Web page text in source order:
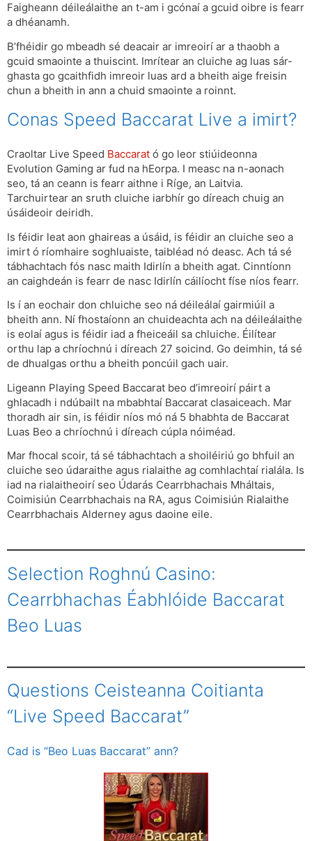
Faigheann déileálaithe an t-am i gcónaí a gcuid oibre is fearr
a dhéanamh.
B’fhéidir go mbeadh sé deacair ar imreoirí ar a thaobh a
gcuid smaointe a thuiscint. Imrítear an cluiche ag luas sár-
ghasta go gcaithfidh imreoir luas ard a bheith aige freisin
chun a bheith in ann a chuid smaointe a roinnt.
Conas Speed Baccarat Live a imirt?
Craoltar Live Speed ​​​​Baccarat ó go leor stiúideonna
Evolution Gaming ar fud na hEorpa. I measc na n-aonach
seo, tá an ceann is fearr aithne i Ríge, an Laitvia.
Tarchuirtear an sruth cluiche iarbhír go díreach chuig an
úsáideoir deiridh.
Is féidir leat aon ghaireas a úsáid, is féidir an cluiche seo a
imirt ó ríomhaire soghluaiste, taibléad nó deasc. Ach tá sé
tábhachtach fós nasc maith Idirlín a bheith agat. Cinntíonn
an caighdeán is fearr de nasc Idirlín cáilíocht físe níos fearr.
Is í an eochair don chluiche seo ná déileálaí gairmiúil a
bheith ann. Ní fhostaíonn an chuideachta ach na déileálaithe
is eolaí agus is féidir iad a fheiceáil sa chluiche. Éilítear
orthu lap a chríochnú i díreach 27 soicind. Go deimhin, tá sé
de dhualgas orthu a bheith poncúil gach uair.
Ligeann Playing Speed Baccarat beo d’imreoirí páirt a
ghlacadh i ndúbailt na mbabhtaí Baccarat clasaiceach. Mar
thoradh air sin, is féidir níos mó ná 5 bhabhta de Baccarat
Luas Beo a chríochnú i díreach cúpla nóiméad.
Mar fhocal scoir, tá sé tábhachtach a shoiléiriú go bhfuil an
cluiche seo údaraithe agus rialaithe ag comhlachtaí rialála. Is
iad na rialaitheoirí seo Údarás Cearrbhachais Mháltais,
Coimisiún Cearrbhachais na RA, agus Coimisiún Rialaithe
Cearrbhachais Alderney agus daoine eile.
Selection Roghnú Casino:
Cearrbhachas Éabhlóide Baccarat
Beo Luas
Questions Ceisteanna Coitianta
“Live Speed Baccarat”
Cad is “Beo Luas Baccarat” ann?